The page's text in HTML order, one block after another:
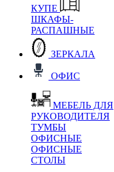
КУПЕ
ШКАФЫ-
РАСПАШНЫЕ
ЗЕРКАЛА
ОФИС
МЕБЕЛЬ ДЛЯ
РУКОВОДИТЕЛЯ
ТУМБЫ
ОФИСНЫЕ
ОФИСНЫЕ
СТОЛЫ